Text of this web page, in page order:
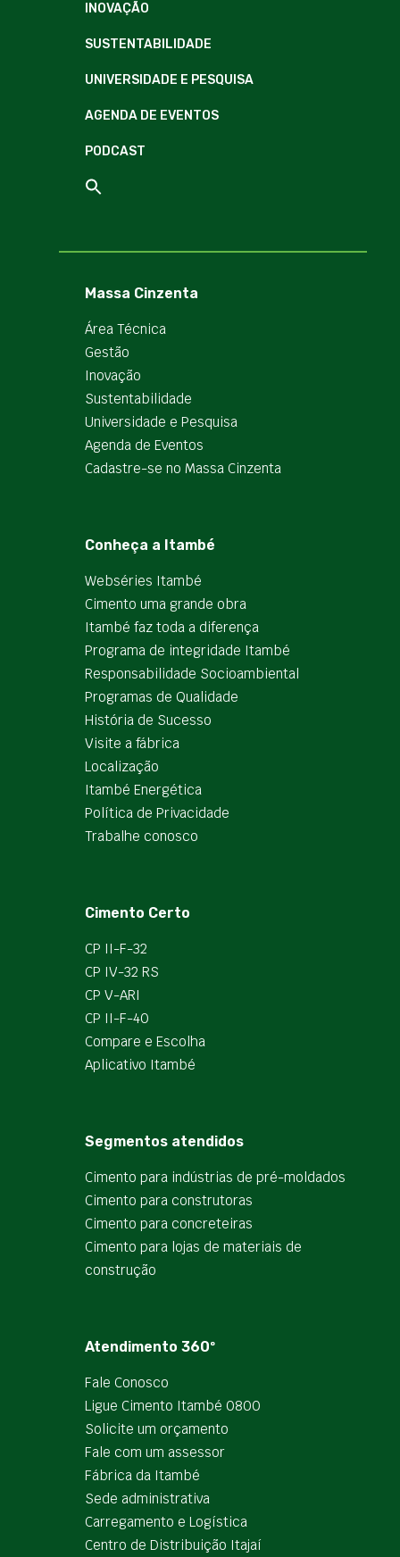
INOVAÇÃO
SUSTENTABILIDADE
UNIVERSIDADE E PESQUISA
AGENDA DE EVENTOS
PODCAST
Massa Cinzenta
Área Técnica
Gestão
Inovação
Sustentabilidade
Universidade e Pesquisa
Agenda de Eventos
Cadastre-se no Massa Cinzenta
Conheça a Itambé
Webséries Itambé
Cimento uma grande obra
Itambé faz toda a diferença
Programa de integridade Itambé
Responsabilidade Socioambiental
Programas de Qualidade
História de Sucesso
Visite a fábrica
Localização
Itambé Energética
Política de Privacidade
Trabalhe conosco
Cimento Certo
CP II-F-32
CP IV-32 RS
CP V-ARI
CP II-F-40
Compare e Escolha
Aplicativo Itambé
Segmentos atendidos
Cimento para indústrias de pré-moldados
Cimento para construtoras
Cimento para concreteiras
Cimento para lojas de materiais de
construção
Atendimento 360º
Fale Conosco
Ligue Cimento Itambé 0800
Solicite um orçamento
Fale com um assessor
Fábrica da Itambé
Sede administrativa
Carregamento e Logística
Centro de Distribuição Itajaí